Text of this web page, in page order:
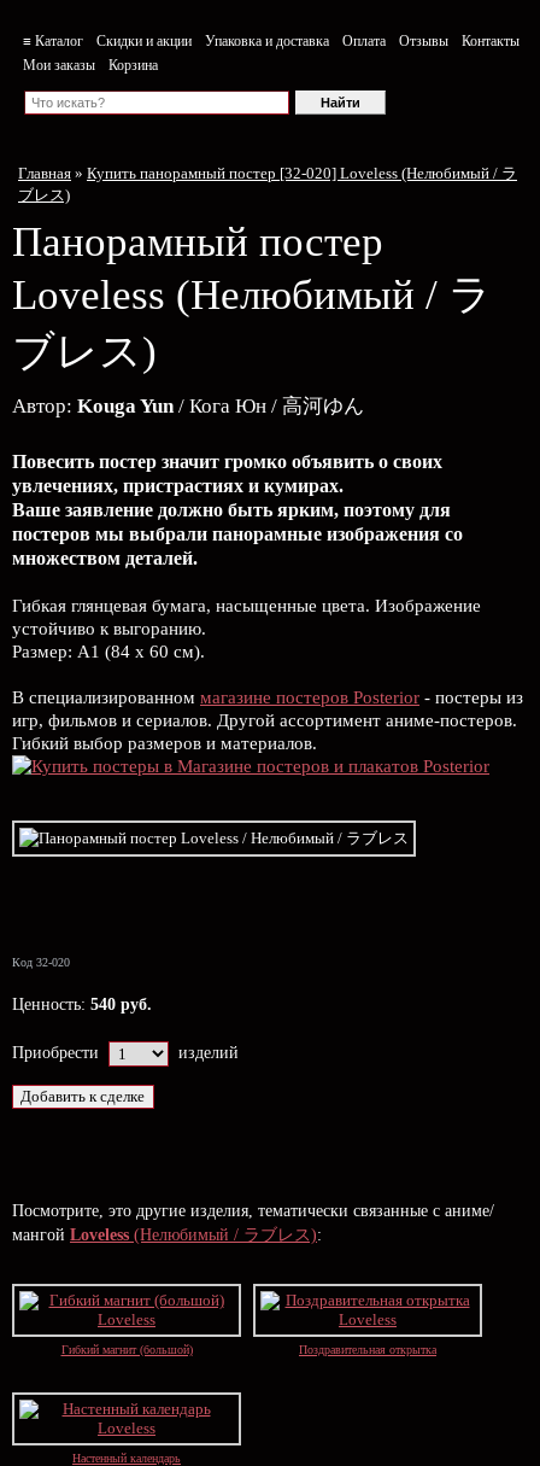
≡ Каталог Скидки и акции Упаковка и доставка Оплата Отзывы
Контакты
Мои заказы
Корзина
Главная » Купить панорамный постер [32-020] Loveless (Нелюбимый / ラ
ブレス)
Панорамный постер
Loveless (Нелюбимый / ラ
ブレス)
Автор: Kouga Yun/ Кога Юн / 高河ゆん
Повесить постер значит громко объявить о своих
увлечениях, пристрастиях и кумирах.
Ваше заявление должно быть ярким, поэтому для
постеров мы выбрали панорамные изображения со
множеством деталей.
Гибкая глянцевая бумага, насыщенные цвета. Изображение
устойчиво к выгоранию.
Размер: А1 (84 х 60 см).
В специализированном магазине постеров Posterior - постеры из
игр, фильмов и сериалов. Другой ассортимент аниме-постеров.
Гибкий выбор размеров и материалов.
Код 32-020
Ценность: 540 руб.
Приобрести изделий
Посмотрите, это другие изделия, тематически связанные с аниме/
мангой Loveless (Нелюбимый / ラブレス):
Гибкий магнит (большой) Поздравительная открытка
Настенный календарь